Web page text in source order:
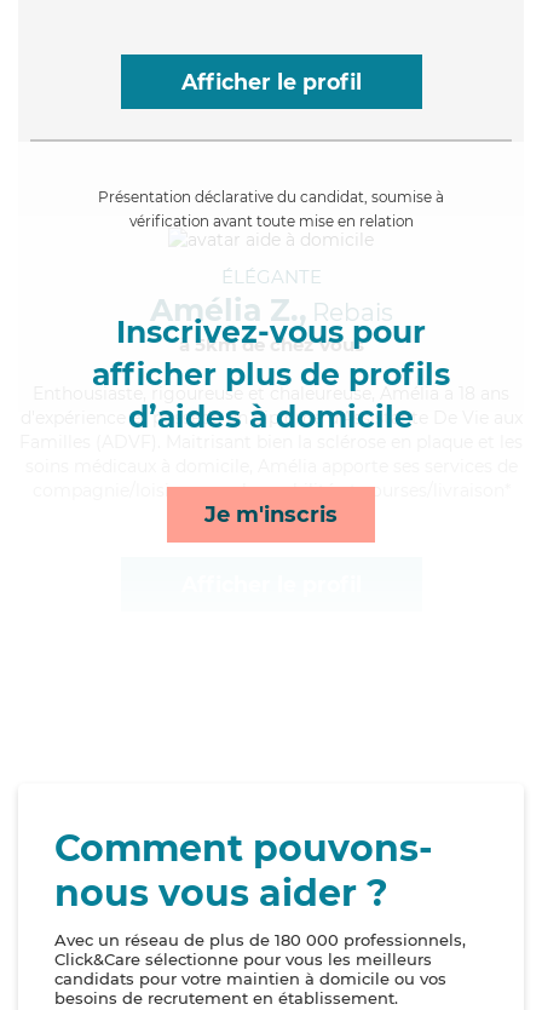
Afficher le profil
Présentation déclarative du candidat, soumise à
vérification avant toute mise en relation
Inscrivez-vous pour
afficher plus de profils
d’aides à domicile
Je m'inscris
ÉLÉGANTE
Amélia Z., Rebais
à 5km de chez Vous
, rigoureuse et chaleureuse, Amélia a 18 ans
d'expérience et possède un diplôme d'Assistante De Vie aux
compagnie/loisirs, rappels, mobilité et courses/livraison*
Comment pouvons-
nous vous aider ?
Avec un réseau de plus de 180 000 professionnels,
Click&Care sélectionne pour vous les meilleurs
candidats pour votre maintien à domicile ou vos
besoins de recrutement en établissement.